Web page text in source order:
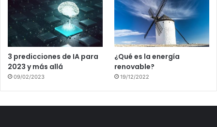
3 predicciones de IA para
2023 y más allá
09/02/2023
¿Qué es la energía
renovable?
19/12/2022